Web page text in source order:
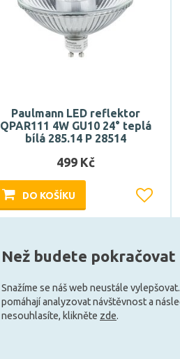
Paulmann LED reflektor
QPAR111 4W GU10 24° teplá
bílá 285.14 P 28514
499 Kč
DO KOŠÍKU
Než budete pokračovat
Snažíme se náš web neustále
pomáhají analyzovat návštěvnost a
nesouhlasíte, klikněte zde.